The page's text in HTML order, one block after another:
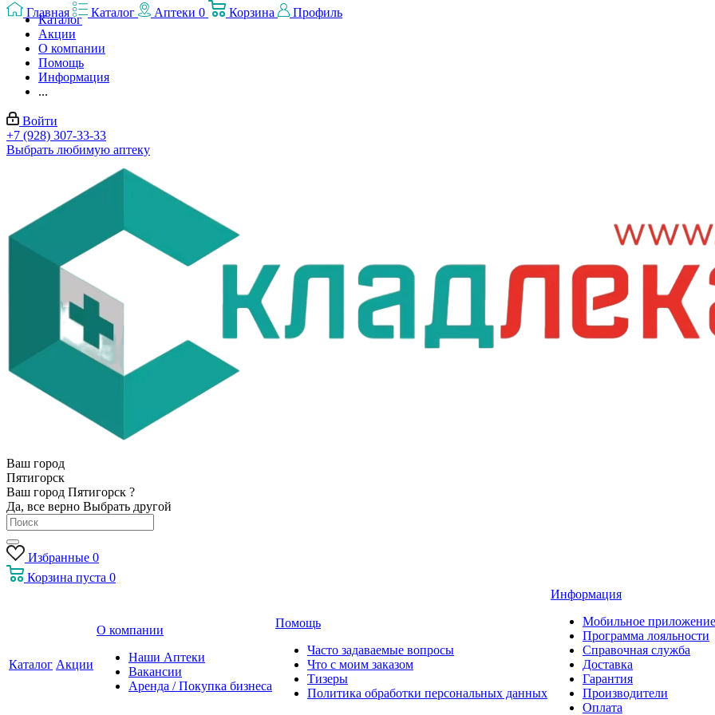
Каталог
Акции
О компании
Помощь
Информация
...
Войти
+7 (928) 307-33-33
Выбрать любимую аптеку
Ваш город
Пятигорск
Ваш город Пятигорск ?
Да, все верно Выбрать другой
Избранные 0
Корзина пуста 0
Каталог Акции
О компании
Наши Аптеки
Вакансии
Аренда / Покупка бизнеса
Помощь
Часто задаваемые вопросы
Что с моим заказом
Тизеры
Политика обработки персональных данных
Информация
Мобильное приложение
Программа лояльности
Справочная служба
Доставка
Гарантия
Производители
Оплата
Главная Каталог Аптеки 0 Корзина Профиль